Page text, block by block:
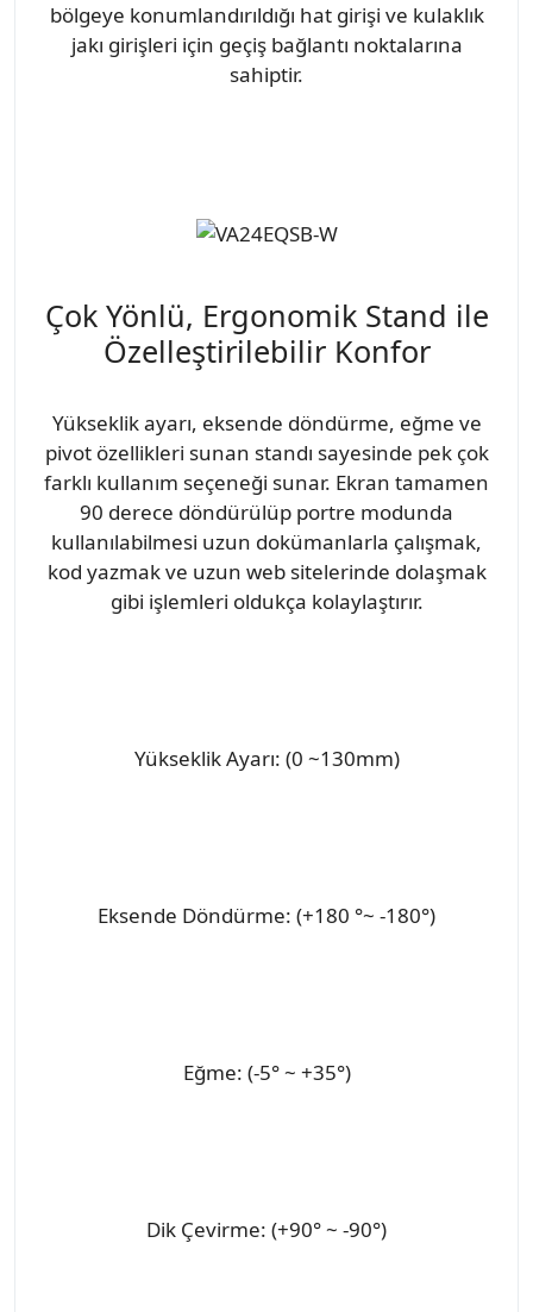
bölgeye konumlandırıldığı hat girişi ve kulaklık
jakı girişleri için geçiş bağlantı noktalarına
sahiptir.
Çok Yönlü, Ergonomik Stand ile
Özelleştirilebilir Konfor
Yükseklik ayarı, eksende döndürme, eğme ve
pivot özellikleri sunan standı sayesinde pek çok
farklı kullanım seçeneği sunar. Ekran tamamen
90 derece döndürülüp portre modunda
kullanılabilmesi uzun dokümanlarla çalışmak,
kod yazmak ve uzun web sitelerinde dolaşmak
gibi işlemleri oldukça kolaylaştırır.
Yükseklik Ayarı: (0 ~130mm)
Eksende Döndürme: (+180 °~ -180°)
Eğme: (-5° ~ +35°)
Dik Çevirme: (+90° ~ -90°)